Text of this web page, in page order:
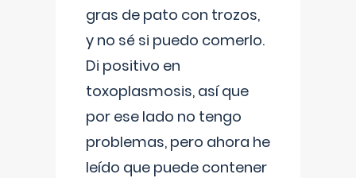
gras de pato con trozos,
y no sé si puedo comerlo.
Di positivo en
toxoplasmosis, así que
por ese lado no tengo
problemas, pero ahora he
leído que puede contener